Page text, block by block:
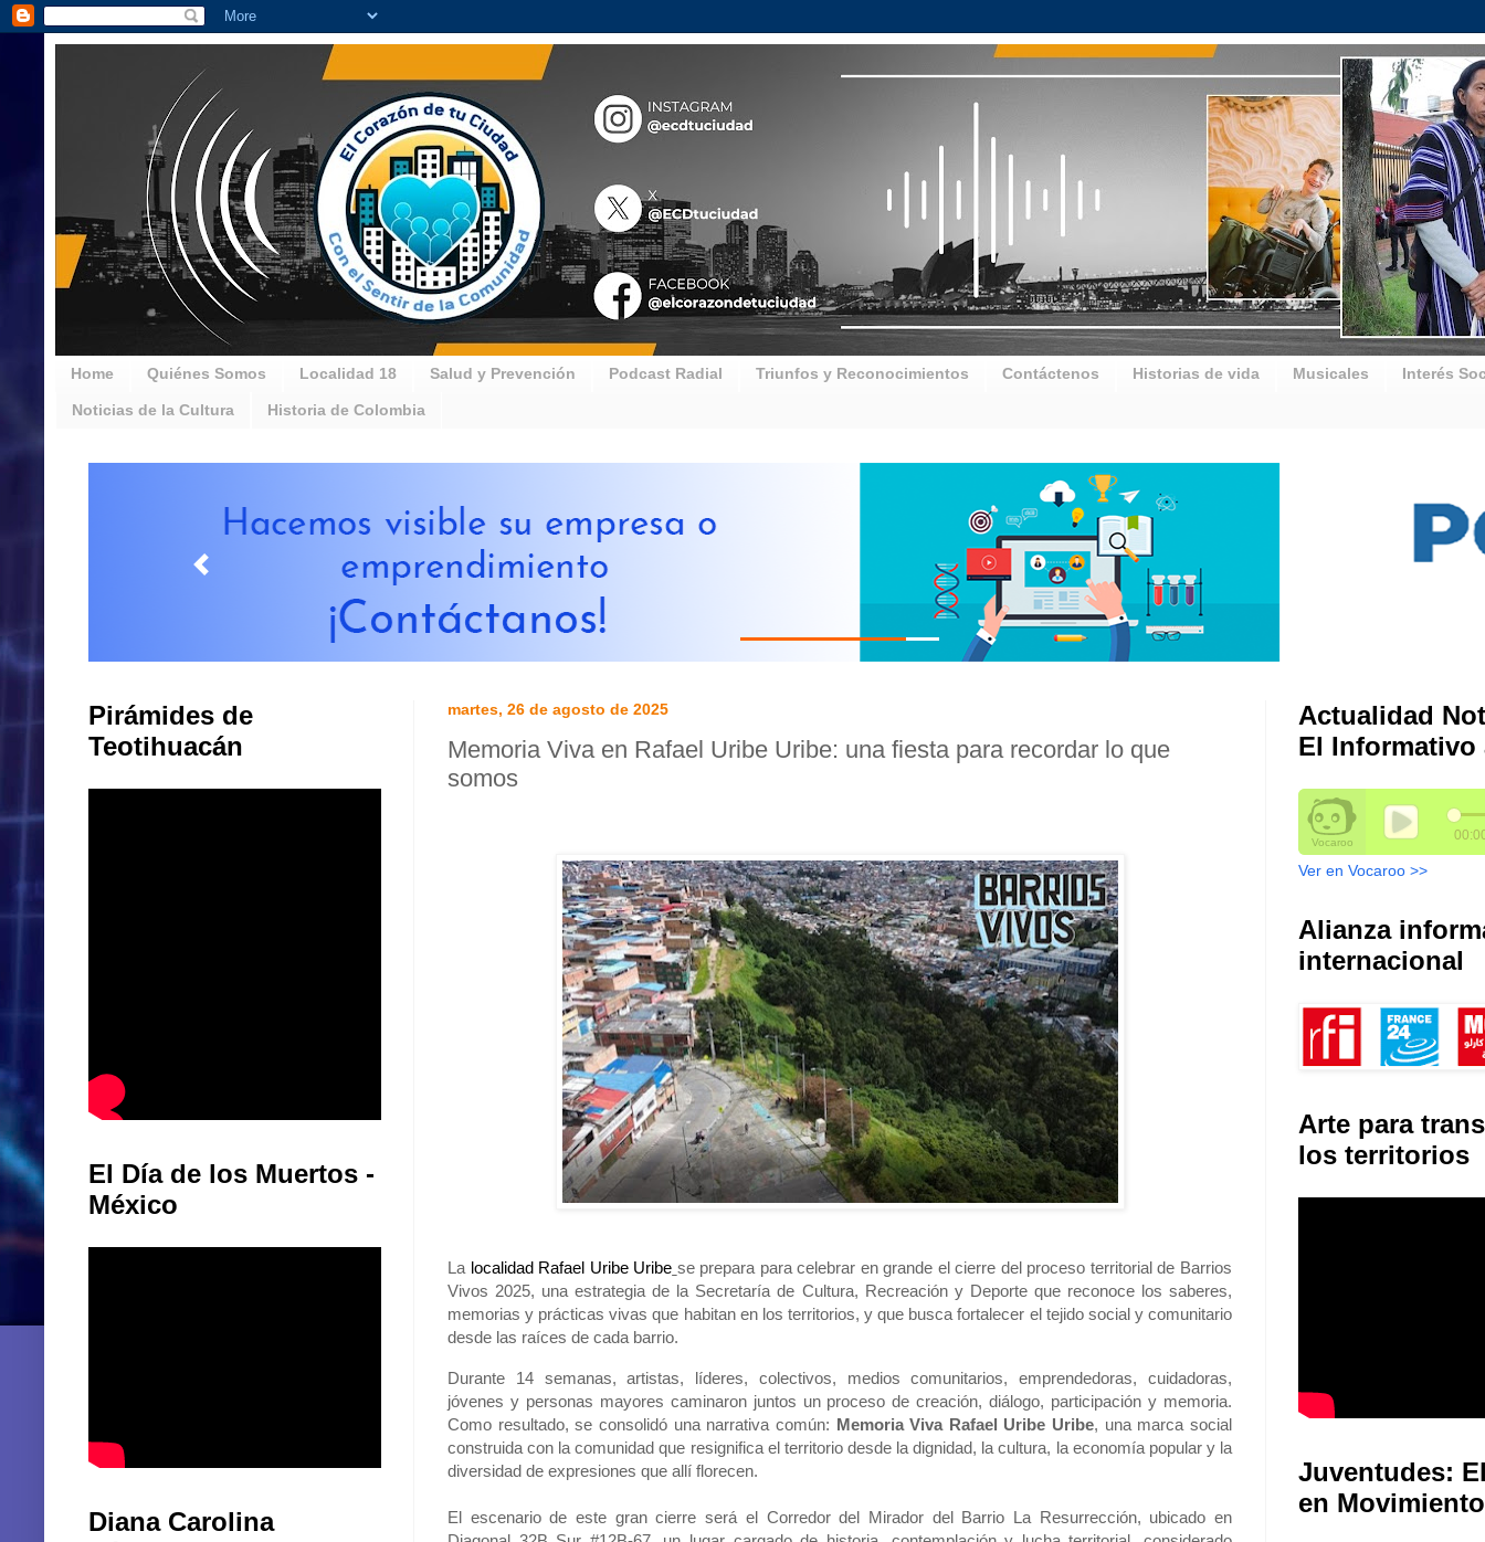
Home Quiénes Somos Localidad 18 Salud y Prevención Podcast Radial Triunfos y Reconocimientos Contáctenos Historias de vida Musicales Interés
Noticias de la Cultura Historia de Colombia
martes, 26 de agosto de 2025
Memoria Viva en Rafael Uribe Uribe: una fiesta para recordar lo que
somos
La localidad Rafael Uribe Uribe
se prepara para celebrar en grande el cierre del proceso territorial de Barrios
Vivos 2025, una estrategia de la Secretaría de Cultura, Recreación y Deporte que reconoce los saberes,
memorias y prácticas vivas que habitan en los territorios, y que busca fortalecer el tejido social y comunitario
Durante 14 semanas, artistas, líderes, colectivos, medios comunitarios, emprendedoras, cuidadoras,
jóvenes y personas mayores caminaron juntos un proceso de creación, diálogo, participación y memoria.
Como resultado, se consolidó una narrativa común: Memoria Viva Rafael Uribe Uribe
, una marca social
construida con la comunidad que resignifica el territorio desde la dignidad, la cultura, la economía popular y la
diversidad de expresiones que allí florecen.
El escenario de este gran cierre será el Corredor del Mirador del Barrio La Resurrección, ubicado en
Pirámides de
Teotihuacán
El Día de los Muertos -
México
Actualidad
El Informativo
Alianza
internacional
Arte para
los territorios
Juventudes:
en Movimiento